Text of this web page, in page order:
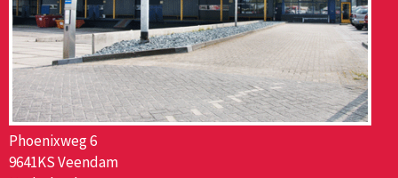
Phoenixweg 6
9641KS Veendam